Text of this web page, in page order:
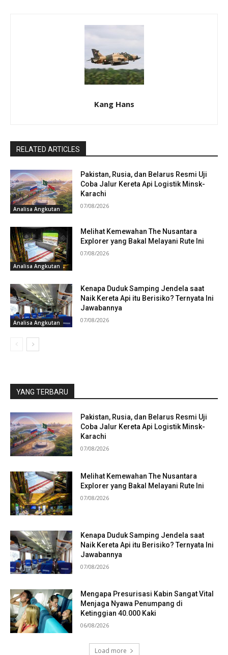
Kang Hans
RELATED ARTICLES
Analisa Angkutan
Pakistan, Rusia, dan Belarus Resmi Uji
Coba Jalur Kereta Api Logistik Minsk-
Karachi
07/08/2026
Analisa Angkutan
Melihat Kemewahan The Nusantara
Explorer yang Bakal Melayani Rute Ini
07/08/2026
Analisa Angkutan
Kenapa Duduk Samping Jendela saat
Naik Kereta Api itu Berisiko? Ternyata Ini
Jawabannya
07/08/2026
YANG TERBARU
Pakistan, Rusia, dan Belarus Resmi Uji
Coba Jalur Kereta Api Logistik Minsk-
Karachi
07/08/2026
Melihat Kemewahan The Nusantara
Explorer yang Bakal Melayani Rute Ini
07/08/2026
Kenapa Duduk Samping Jendela saat
Naik Kereta Api itu Berisiko? Ternyata Ini
Jawabannya
07/08/2026
Mengapa Presurisasi Kabin Sangat Vital
Menjaga Nyawa Penumpang di
Ketinggian 40.000 Kaki
06/08/2026
Load more